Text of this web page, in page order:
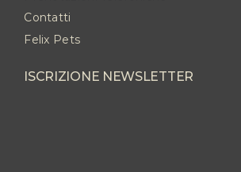
Contatti
Felix Pets
ISCRIZIONE NEWSLETTER